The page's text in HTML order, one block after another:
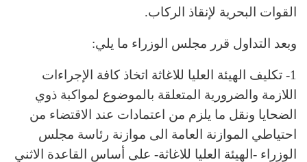
القوات البحرية لإنقاذ الركاب.
وبعد التداول قرر مجلس الوزراء ما يلي:
1- تكليف الهيئة العليا للاغاثة اتخاذ كافة الإجراءات
اللازمة والضرورية المتعلقة بالموضوع لمواكبة ذوي
الضحايا ونقل ما يلزم من اعتمادات عند الاقتضاء من
احتياطي الموازنة العامة الى موازنة رئاسة مجلس
الوزراء -الهيئة العليا للاغاثة- على أساس القاعدة الاثني